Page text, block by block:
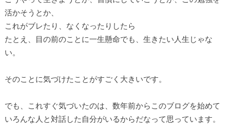
活かそうとか、
これがブレたり、なくなったりしたら
たとえ、目の前のことに一生懸命でも、生きたい人生じゃな
い。
そのことに気づけたことがすごく大きいです。
でも、これすぐ気づいたのは、数年前からこのブログを始めて
いろんな人と対話した自分がいるからだなって思っています。